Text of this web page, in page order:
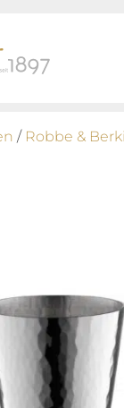
/ Robbe &